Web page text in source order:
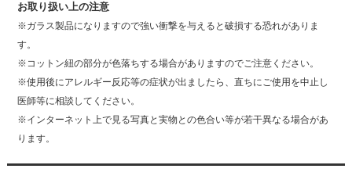
お取り扱い上の注意
※ガラス製品になりますので強い衝撃を与えると破損する恐れがありま
す。
※コットン紐の部分が色落ちする場合がありますのでご注意ください。
※使用後にアレルギー反応等の症状が出ましたら、直ちにご使用を中止し
医師等に相談してください。
※インターネット上で見る写真と実物との色合い等が若干異なる場合があ
ります。